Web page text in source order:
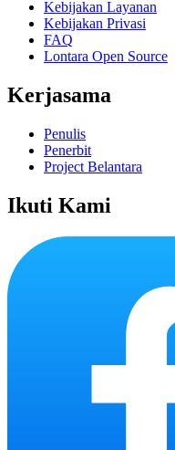
Kebijakan Layanan
Kebijakan Privasi
FAQ
Lontara Open Source
Kerjasama
Penulis
Penerbit
Project Belantara
Ikuti Kami